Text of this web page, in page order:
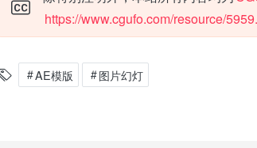
https://www.cgufo.com/resource/
AE模版 图片幻灯